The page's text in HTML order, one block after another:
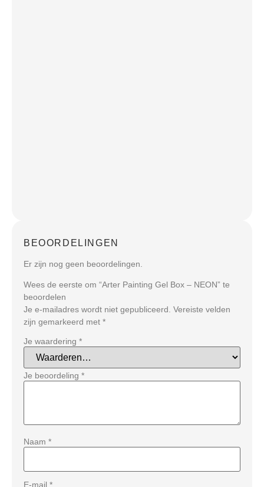
BEOORDELINGEN
Er zijn nog geen beoordelingen.
Wees de eerste om “Arter Painting Gel Box – NEON” te
beoordelen
Je e-mailadres wordt niet gepubliceerd. Vereiste velden
zijn gemarkeerd met *
Je waardering *
Je beoordeling *
Naam *
E-mail *